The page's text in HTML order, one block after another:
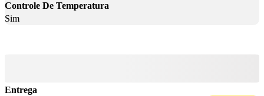
Controle De Temperatura
Sim
Entrega